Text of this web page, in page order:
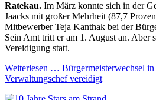
Ratekau. Im März konnte sich in der
Jaacks mit großer Mehrheit (87,7
Mitbewerber Teja Kanthak bei der
Sein Amt tritt er am 1. August an. Aber
Vereidigung statt.
Weiterlesen … Bürgermeisterwechsel
Verwaltungschef vereidigt